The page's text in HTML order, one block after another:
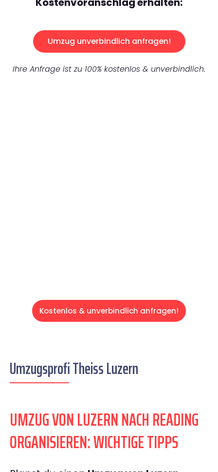
Umzug unverbindlich anfragen!
Ihre Anfrage ist zu 100% kostenlos & unverbindlich.
Kostenlos & unverbindlich anfragen!
Umzugsprofi Theiss Luzern
UMZUG VON LUZERN NACH READING
ORGANISIEREN: WICHTIGE TIPPS